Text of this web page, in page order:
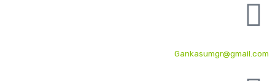
Gankasumgr@gmail.com